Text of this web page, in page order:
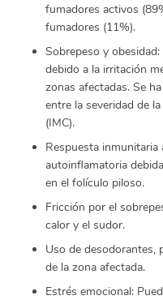
fumadores activos
fumadores (11%).
Sobrepeso y
debido a la irritación
zonas afectadas. Se
entre la severidad de
(IMC).
Respuesta inmunitaria
autoinflamatoria
en el folículo piloso.
Fricción por el
calor y el sudor.
Uso de desodorantes,
de la zona afectada.
Estrés emocional: